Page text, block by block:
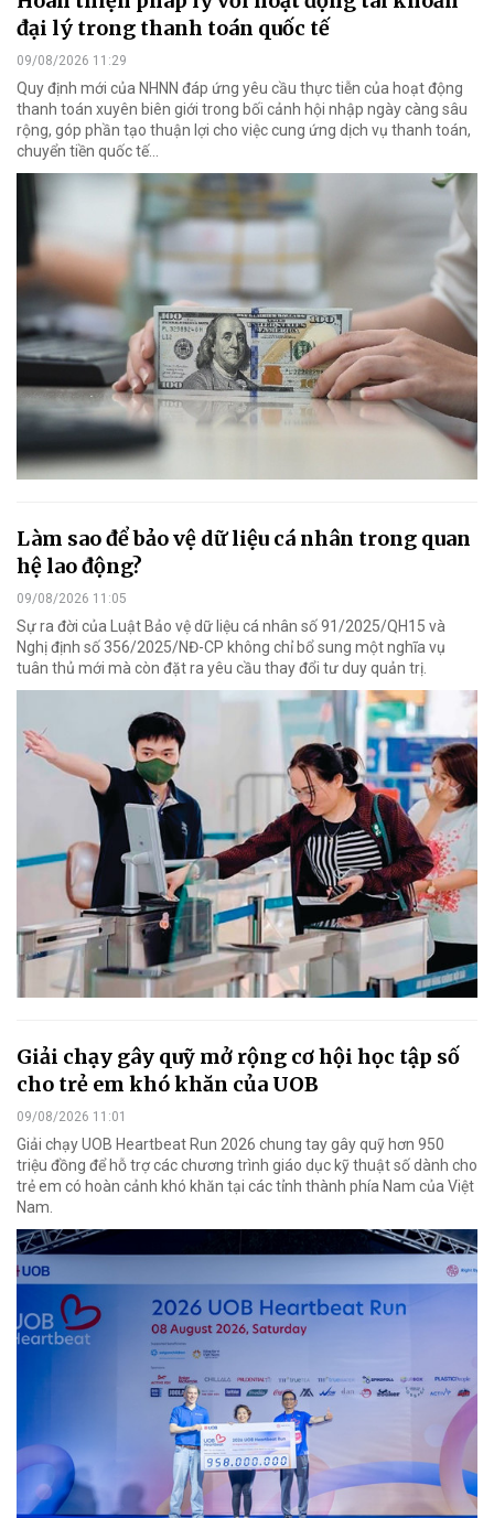
đại lý trong thanh toán quốc tế
09/08/2026 11:29
Quy định mới của NHNN đáp ứng yêu cầu thực tiễn của hoạt động
thanh toán xuyên biên giới trong bối cảnh hội nhập ngày càng sâu
rộng, góp phần tạo thuận lợi cho việc cung ứng dịch vụ thanh toán,
chuyển tiền quốc tế...
Làm sao để bảo vệ dữ liệu cá nhân trong quan
hệ lao động?
09/08/2026 11:05
Sự ra đời của Luật Bảo vệ dữ liệu cá nhân số 91/2025/QH15 và
Nghị định số 356/2025/NĐ-CP không chỉ bổ sung một nghĩa vụ
tuân thủ mới mà còn đặt ra yêu cầu thay đổi tư duy quản trị.
Giải chạy gây quỹ mở rộng cơ hội học tập số
cho trẻ em khó khăn của UOB
09/08/2026 11:01
Giải chạy UOB Heartbeat Run 2026 chung tay gây quỹ hơn 950
triệu đồng để hỗ trợ các chương trình giáo dục kỹ thuật số dành cho
trẻ em có hoàn cảnh khó khăn tại các tỉnh thành phía Nam của Việt
Nam.